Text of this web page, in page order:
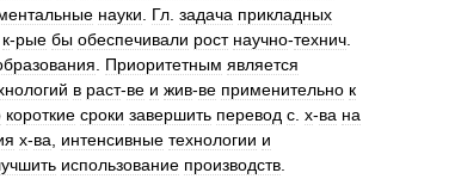
науки Гл задача прикладных
к-рые бы обеспечивали рост научно-технич
Приоритетным является
в раст-ве и жив-ве применительно к
короткие сроки завершить перевод с х-ва на
х-ва интенсивные технологии и
использование производств